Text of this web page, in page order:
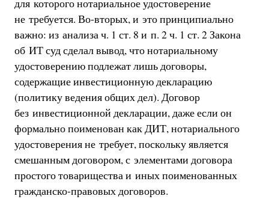
для которого нотариальное удостоверение
не требуется. Во-вторых, и это принципиально
важно: из анализа ч. 1 ст. 8 и п. 2 ч. 1 ст. 2 Закона
об ИТ суд сделал вывод, что нотариальному
удостоверению подлежат лишь договоры,
содержащие инвестиционную декларацию
(политику ведения общих дел). Договор
без инвестиционной декларации, даже если он
формально поименован как ДИТ, нотариального
удостоверения не требует, поскольку является
смешанным договором, с элементами договора
простого товарищества и иных поименованных
гражданско-правовых договоров.